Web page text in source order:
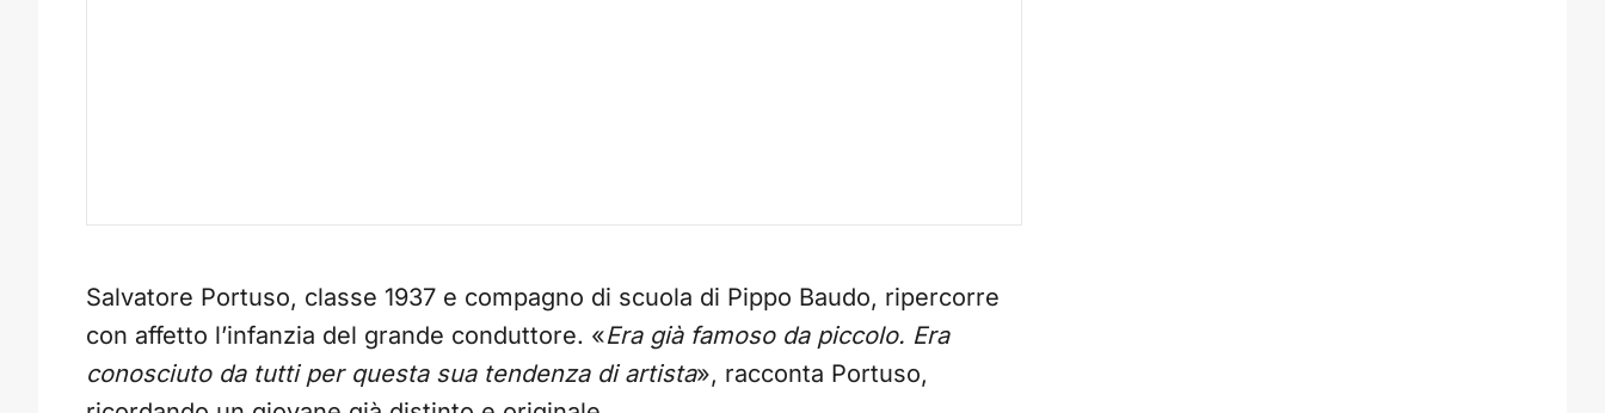
Salvatore Portuso, classe 1937 e compagno di scuola di Pippo Baudo, ripercorre
con affetto l’infanzia del grande conduttore. «Era già famoso da piccolo. Era
conosciuto da tutti per questa sua tendenza di artista», racconta Portuso,